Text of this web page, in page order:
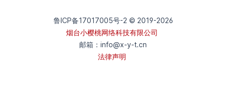
鲁ICP备17017005号-2 © 2019-2026
烟台小樱桃网络科技有限公司
邮箱： info@x-y-t.cn
法律声明